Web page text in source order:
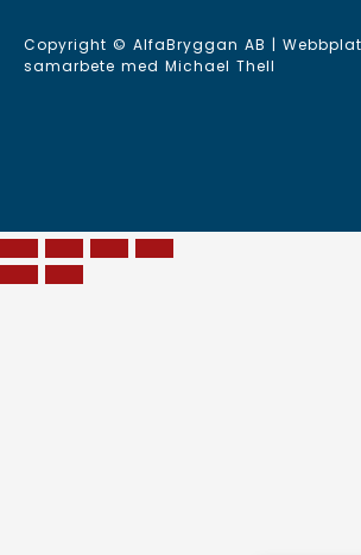
Copyright © AlfaBryggan AB |
samarbete med Michael Thell